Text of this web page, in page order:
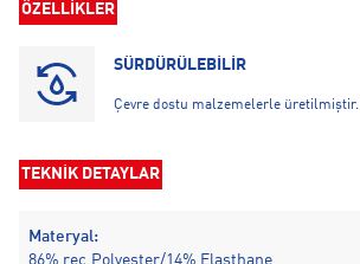
ÖZELLİKLER
SÜRDÜRÜLEBİLİR
Çevre dostu malzemelerle üretilmiştir.
TEKNİK DETAYLAR
Materyal:
86% rec.Polyester/14% Elasthane